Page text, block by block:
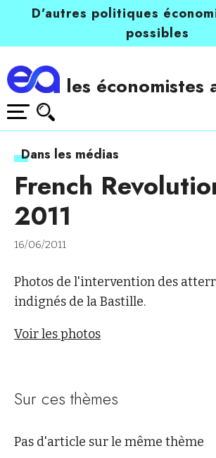
D’autres politiques
possibles
les économistes
Dans les médias
French
2011
16/06/2011
Photos de l'intervention des
indignés de la Bastille.
Voir les photos
Sur ces thèmes
Pas d'article sur le même thème